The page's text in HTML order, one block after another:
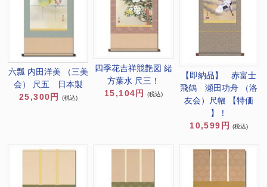
六瓢 内田洋美 （三美
会） 尺五 日本製
25,300円
(税込)
四季花吉祥競艶図 緒
方葉水 尺三！
15,104円
(税込)
【即納品】 赤富士
飛鶴 瀬田功舟 （洛
友会）尺幅 【特価
】！
10,599円
(税込)